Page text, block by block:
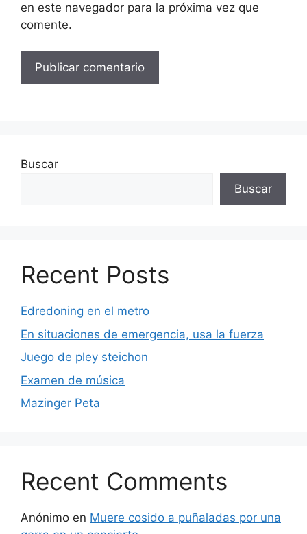
en este navegador para la próxima vez que
comente.
Buscar
Buscar
Recent Posts
Edredoning en el metro
En situaciones de emergencia, usa la fuerza
Juego de pley steichon
Examen de música
Mazinger Peta
Recent Comments
Anónimo en Muere cosido a puñaladas por una